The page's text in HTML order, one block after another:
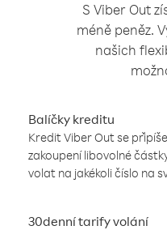
S Viber Out
méně peněz.
našich
Balíčky kreditu
Kredit Viber Out se
zakoupení libovolné
volat na jakékoli číslo na
30denní tarify volání